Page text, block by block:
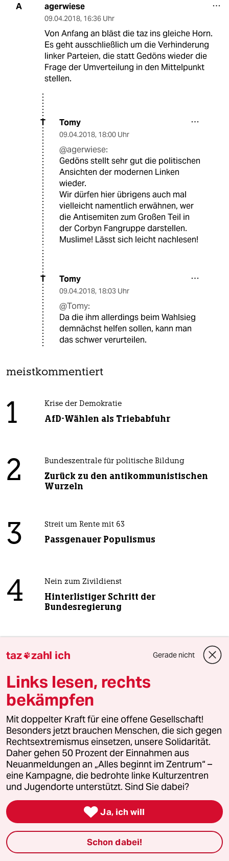
A agerwiese
09.04.2018, 16:36 Uhr
Von Anfang an bläst die taz ins gleiche Horn.
Es geht ausschließlich um die Verhinderung
linker Parteien, die statt Gedöns wieder die
Frage der Umverteilung in den Mittelpunkt
stellen.
T Tomy
09.04.2018, 18:00 Uhr
@agerwiese:
Gedöns stellt sehr gut die politischen
Ansichten der modernen Linken
wieder.
Wir dürfen hier übrigens auch mal
vielleicht namentlich erwähnen, wer
die Antisemiten zum Großen Teil in
der Corbyn Fangruppe darstellen.
Muslime! Lässt sich leicht nachlesen!
T Tomy
09.04.2018, 18:03 Uhr
@Tomy:
Da die ihm allerdings beim Wahlsieg
demnächst helfen sollen, kann man
das schwer verurteilen.
meistkommentiert
1 Krise der Demokratie
AfD-Wählen als Triebabfuhr
2 Bundeszentrale für politische Bildung
Zurück zu den antikommunistischen
Wurzeln
3 Streit um Rente mit 63
Passgenauer Populismus
4 Nein zum Zivildienst
Hinterlistiger Schritt der
Bundesregierung
5
Thomas Bareiß crasht bei voller
6 Über die geschlechtergerechte Stadt
„Die Stadt ist gemacht für den weißen
Mann in einem Auto“
taz
Folgen Sie uns
Ressorts
taz zahl ich Gerade nicht
Links lesen, rechts
bekämpfen
Mit doppelter Kraft für eine offene Gesellschaft!
Besonders jetzt brauchen Menschen, die sich gegen
Rechtsextremismus einsetzen, unsere Solidarität.
Daher gehen 50 Prozent der Einnahmen aus
Neuanmeldungen an „Alles beginnt im Zentrum“ –
eine Kampagne, die bedrohte linke Kulturzentren
und Jugendorte unterstützt. Sind Sie dabei?
 Ja, ich will
Schon dabei!